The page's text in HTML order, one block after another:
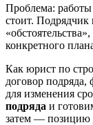
Проблема:
стоит. Подрядчик
конкретного
Как юрист по
договор подряда,
для изменения
подряда и
затем — позицию